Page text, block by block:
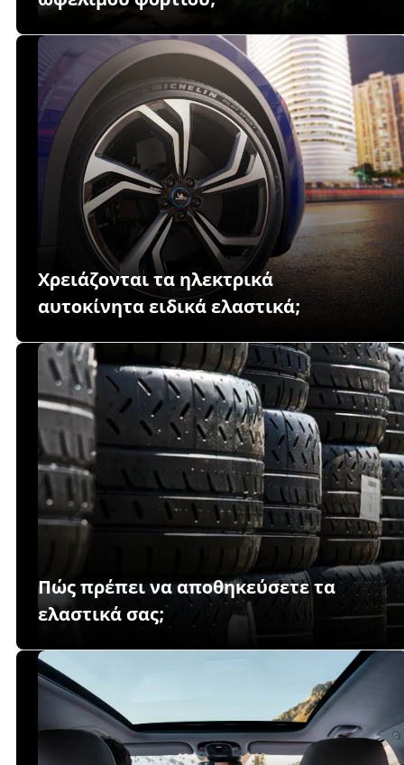
Χρειάζονται τα ηλεκτρικά
αυτοκίνητα ειδικά ελαστικά;
Πώς πρέπει να αποθηκεύσετε τα
ελαστικά σας;